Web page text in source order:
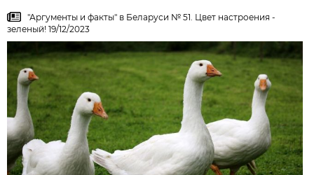
"Аргументы и факты" в Беларуси № 51. Цвет настроения -
зеленый! 19/12/2023